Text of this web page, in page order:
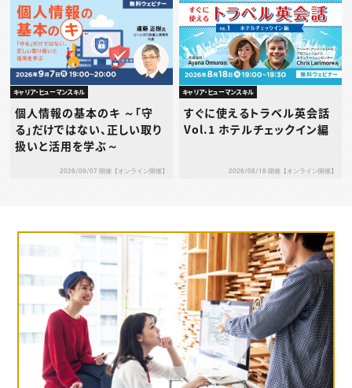
キャリア・ヒューマンスキル
個人情報の基本のキ ～「守
る」だけではない、正しい取り
扱いと活用を学ぶ～
2026/09/07 開催【オンライン開催】
キャリア・ヒューマンスキル
すぐに使えるトラベル英会話
Vol.1 ホテルチェックイン編
2026/08/18 開催【オンライン開催】